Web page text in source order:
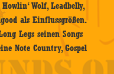
Wolf, Leadbelly,
als Einflussgrößen.
Legs seinen Songs
Note Country, Gospel